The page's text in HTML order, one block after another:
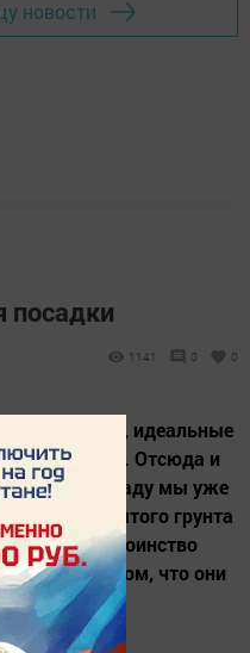
новости
1141 0 0
что семена, идеальные
в грядки. Отсюда и
если рассаду мы уже
для открытого грунта
достоинство
грунте, в том, что они